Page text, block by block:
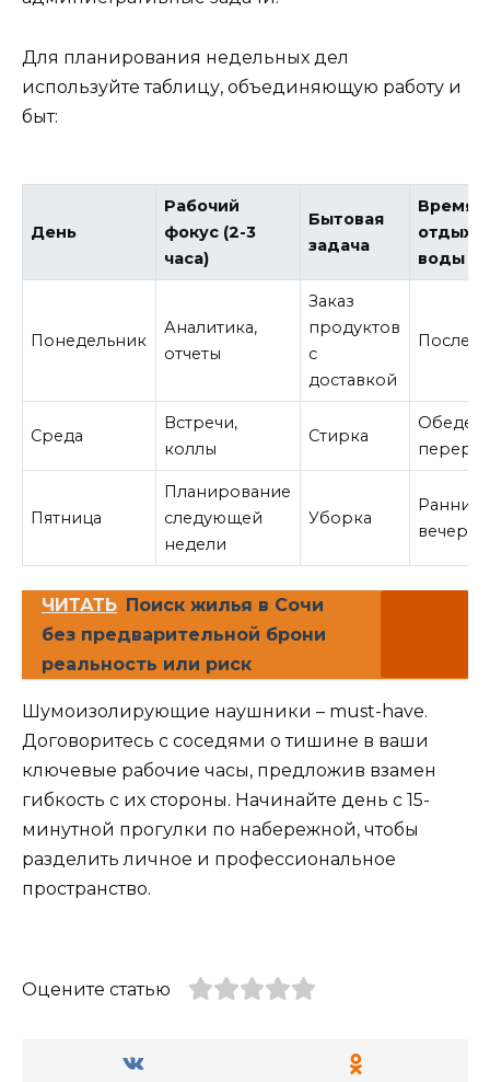
Для планирования недельных дел
используйте таблицу, объединяющую работу и
быт:
День
Рабочий
фокус (2-3
часа)
Бытовая
задача
Время
отдых у
воды
Понедельник
Аналитика,
отчеты
Заказ
продуктов
с
доставкой
После
Среда
Встречи,
коллы
Стирка
Пятница
Планирование
следующей
недели
Уборка
Ранний
вечер
ЧИТАТЬ Поиск жилья в Сочи
без предварительной брони
реальность или риск
Шумоизолирующие наушники – must-have.
Договоритесь с соседями о тишине в ваши
ключевые рабочие часы, предложив взамен
гибкость с их стороны. Начинайте день с 15-
минутной прогулки по набережной, чтобы
разделить личное и профессиональное
пространство.
Оцените статью